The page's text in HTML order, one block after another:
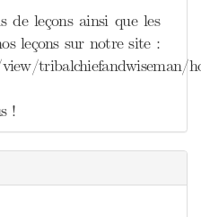
de leçons ainsi que les
leçons sur notre site :
tribalchiefandwiseman/
!